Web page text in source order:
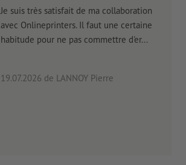
Je suis très satisfait de ma collaboration
avec Onlineprinters. Il faut une certaine
habitude pour ne pas commettre d'er...
19.07.2026 de LANNOY Pierre